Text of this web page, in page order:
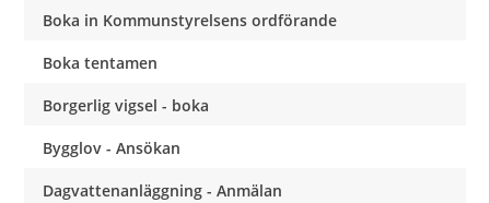
Boka in Kommunstyrelsens ordförande
Boka tentamen
Borgerlig vigsel - boka
Bygglov - Ansökan
Dagvattenanläggning - Anmälan